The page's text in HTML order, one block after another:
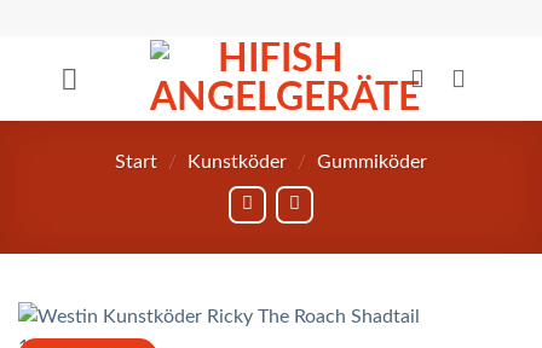
springen
Start / Kunstköder / Gummiköder